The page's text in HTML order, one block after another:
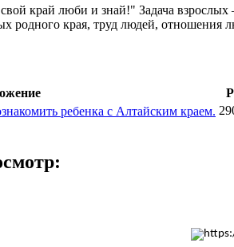
край люби и знай!" Задача
родного края, труд людей, отношения
ребенка с Алтайским краем.